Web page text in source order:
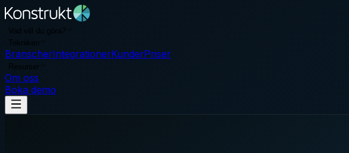
Vad vill du göra?
Tekniken
BranscherIntegrationerKunderPriser
Resurser
Om oss
Boka demo